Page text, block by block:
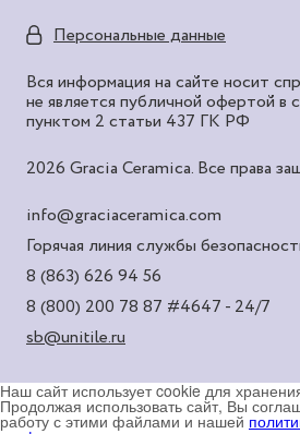
Персональные данные
Вся информация на сайте носит
не является публичной офертой в
пунктом 2 статьи 437 ГК РФ
2026 Gracia Ceramica. Все права
info@graciaceramica.com
Горячая линия службы
8 (863) 626 94 56
8 (800) 200 78 87 #4647 - 24/7
sb@unitile.ru
Наш сайт использует cookie для
Продолжая использовать сайт, Вы
работу с этими файлами и нашей